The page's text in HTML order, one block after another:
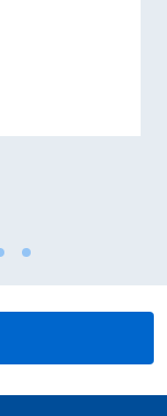
l'insegnamento